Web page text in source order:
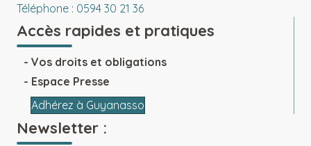
Téléphone : 0594 30 21 36
Accès rapides et pratiques
Vos droits et obligations
Espace Presse
Adhérez à Guyanasso
Newsletter :